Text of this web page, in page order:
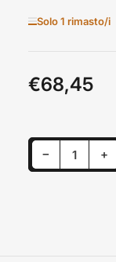
Solo 1 rimasto/i
Prezzo
standard
€68,45
−Riduci quantità per Centralina Portellone Posteriore Jeep Grand Cherokee IV 3.0 2013 05026480A0
Quantità +Aumenta